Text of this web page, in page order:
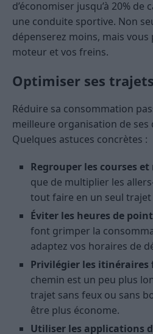
d’économiser jusqu’à 20%
une conduite sportive. Non
dépenserez moins, mais
moteur et vos freins.
Optimiser ses
Réduire sa consommation
meilleure organisation de ses
Quelques astuces concrètes :
Regrouper les courses et
que de multiplier les
tout faire en un seul trajet
Éviter les heures de
font grimper la
adaptez vos horaires de
Privilégier les itinéraires
chemin est un peu plus
trajet sans feux ou sans
être plus économe.
Utiliser les applications